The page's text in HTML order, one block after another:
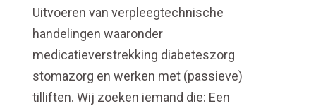
Uitvoeren van verpleegtechnische
handelingen waaronder
medicatieverstrekking diabeteszorg
stomazorg en werken met (passieve)
tilliften. Wij zoeken iemand die: Een